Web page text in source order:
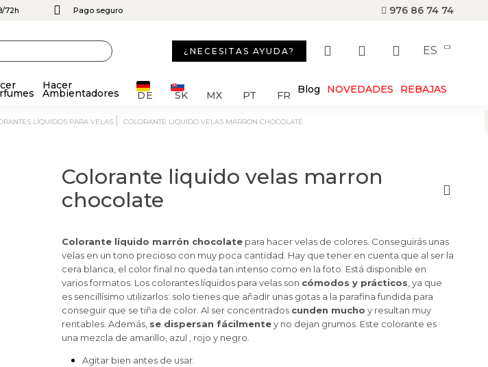
72h Pago seguro 976 86 74 74
¿NECESITAS AYUDA? ES
Hacer
Ambientadores DE SK MX PT FR Blog NOVEDADES REBAJAS
LÍQUIDOS PARA VELAS COLORANTE LIQUIDO VELAS MARRON CHOCOLATE
Colorante liquido velas marron
chocolate
Colorante líquido marrón chocolate para hacer velas de colores. Conseguirás unas
velas en un tono precioso con muy poca cantidad. Hay que tener en cuenta que al ser la
cera blanca, el color final no queda tan intenso como en la foto. Está disponible en
varios formatos. Los colorantes líquidos para velas son cómodos y prácticos , ya que
es sencillísimo utilizarlos: solo tienes que añadir unas gotas a la parafina fundida para
conseguir que se tiña de color. Al ser concentrados cunden mucho y resultan muy
rentables. Además, se dispersan fácilmentey no dejan grumos. Este colorante es
una mezcla de amarillo, azul , rojo y negro.
Agitar bien antes de usar.